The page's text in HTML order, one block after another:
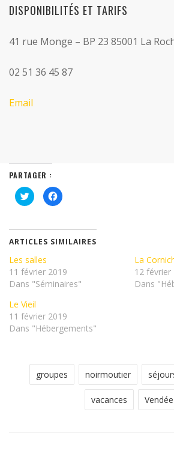
DISPONIBILITÉS ET TARIFS
41 rue Monge – BP 23 85001 La
02 51 36 45 87
Email
PARTAGER :
Cliquez
pour
partager
dans
une
nouvelle
Cliquez
pour
dans
une
nouvelle
ARTICLES SIMILAIRES
Les salles
11 février 2019
Dans "Séminaires"
La
12 février
Dans
Le Vieil
11 février 2019
Dans "Hébergements"
groupes noirmoutier
vacances Vendée